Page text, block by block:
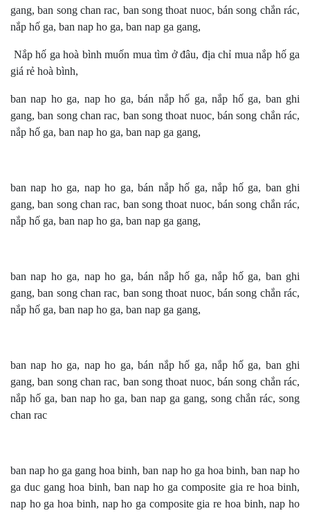
gang, ban song chan rac, ban song thoat nuoc, bán song chắn rác,
nắp hố ga, ban nap ho ga, ban nap ga gang,
Nắp hố ga hoà bình muốn mua tìm ở đâu, địa chỉ mua nắp hố ga
giá rẻ hoà bình,
ban nap ho ga, nap ho ga, bán nắp hố ga, nắp hố ga, ban ghi
gang, ban song chan rac, ban song thoat nuoc, bán song chắn rác,
nắp hố ga, ban nap ho ga, ban nap ga gang,
ban nap ho ga, nap ho ga, bán nắp hố ga, nắp hố ga, ban ghi
gang, ban song chan rac, ban song thoat nuoc, bán song chắn rác,
nắp hố ga, ban nap ho ga, ban nap ga gang,
ban nap ho ga, nap ho ga, bán nắp hố ga, nắp hố ga, ban ghi
gang, ban song chan rac, ban song thoat nuoc, bán song chắn rác,
nắp hố ga, ban nap ho ga, ban nap ga gang,
ban nap ho ga, nap ho ga, bán nắp hố ga, nắp hố ga, ban ghi
gang, ban song chan rac, ban song thoat nuoc, bán song chắn rác,
nắp hố ga, ban nap ho ga, ban nap ga gang, song chắn rác, song
chan rac
ban nap ho ga gang hoa binh, ban nap ho ga hoa binh, ban nap ho
ga duc gang hoa binh, ban nap ho ga composite gia re hoa binh,
nap ho ga hoa binh, nap ho ga composite gia re hoa binh, nap ho